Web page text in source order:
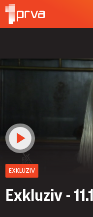
EXKLUZIV
Exkluziv -